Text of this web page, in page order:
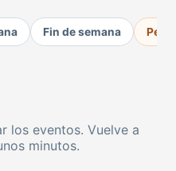
Fin de semana
los eventos. Vuelve a
minutos.